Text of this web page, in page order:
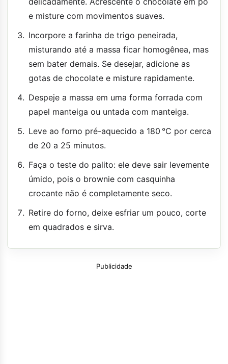
e misture com movimentos suaves.
Incorpore a farinha de trigo peneirada,
misturando até a massa ficar homogênea, mas
sem bater demais. Se desejar, adicione as
gotas de chocolate e misture rapidamente.
Despeje a massa em uma forma forrada com
papel manteiga ou untada com manteiga.
Leve ao forno pré-aquecido a 180 °C por cerca
de 20 a 25 minutos.
Faça o teste do palito: ele deve sair levemente
úmido, pois o brownie com casquinha
crocante não é completamente seco.
Retire do forno, deixe esfriar um pouco, corte
em quadrados e sirva.
Publicidade